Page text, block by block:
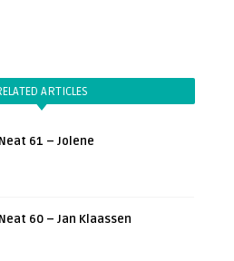
ARTICLES
61 – Jolene
60 – Jan Klaassen